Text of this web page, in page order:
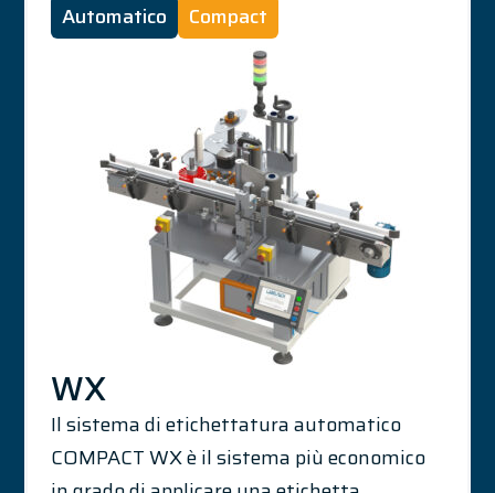
Automatico
Compact
WX
Il sistema di etichettatura automatico
COMPACT WX è il sistema più economico